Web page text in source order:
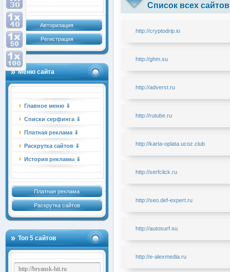
Авторизация
Регистрация
Меню сайта
Главное меню ⇓
Списки серфинга ⇓
Платная реклама ⇓
Раскрутка сайтов ⇓
История рекламы ⇓
Платная реклама
Раскрутка сайтов
Топ 5 сайтов
Список всех
http://cryptodrip.io
http://ghm.su
http://adverst.ru
http://rutube.ru
http://karta-oplata.ucoz.club
http://serfclick.ru
http://seo.def-expert.ru
http://autosurf.su
http://e-alexmedia.ru